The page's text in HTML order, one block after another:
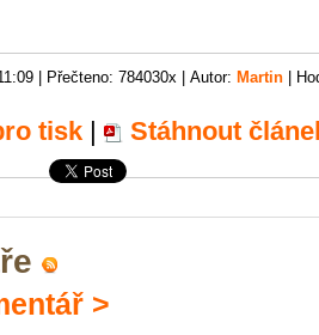
| Přečteno: 784030x | Autor: Martin |
tisk | Stáhnout
>